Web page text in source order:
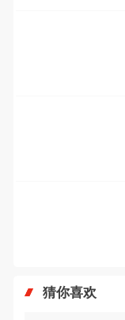
猜你喜欢